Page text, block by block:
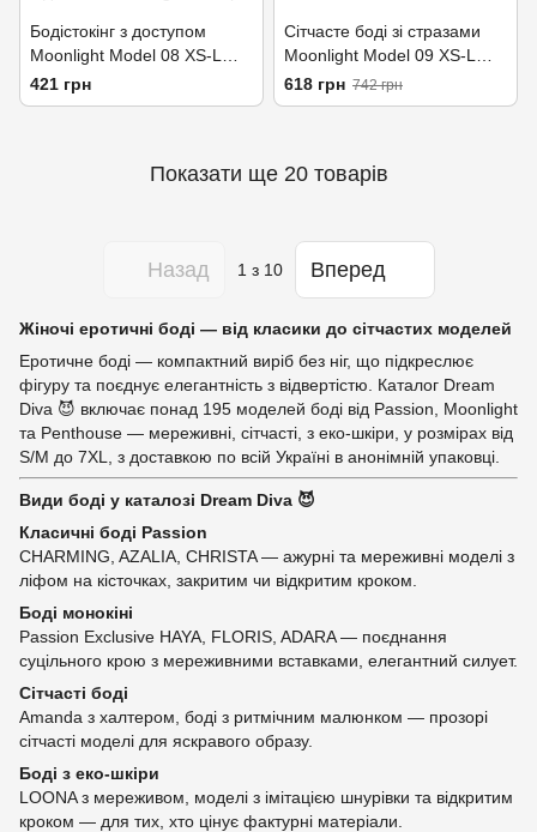
Бодістокінг з доступом
Moonlight Model 08 XS-L
Black, імітація корсета та
панчіх на підв’язках
421 грн
Сітчасте боді зі стразами
Moonlight Model 09 XS-L
Black, відкриті плечі
618 грн 742 грн
Показати ще 20 товарів
Назад 1 з 10 Вперед
Жіночі еротичні боді — від класики до сітчастих моделей
Еротичне боді — компактний виріб без ніг, що підкреслює
фігуру та поєднує елегантність з відвертістю. Каталог Dream
Diva 😈 включає понад 195 моделей боді від Passion, Moonlight
та Penthouse — мереживні, сітчасті, з еко-шкіри, у розмірах від
S/M до 7XL, з доставкою по всій Україні в анонімній упаковці.
Види боді у каталозі Dream Diva 😈
Класичні боді Passion
CHARMING, AZALIA, CHRISTA — ажурні та мереживні моделі з
ліфом на кісточках, закритим чи відкритим кроком.
Боді монокіні
Passion Exclusive HAYA, FLORIS, ADARA — поєднання
суцільного крою з мереживними вставками, елегантний силует.
Сітчасті боді
Amanda з халтером, боді з ритмічним малюнком — прозорі
сітчасті моделі для яскравого образу.
Боді з еко-шкіри
LOONA з мереживом, моделі з імітацією шнурівки та відкритим
кроком — для тих, хто цінує фактурні матеріали.